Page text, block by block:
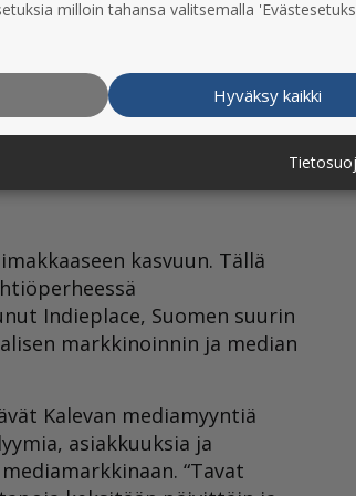
ihmisten arjessa läsnä
jatkuvuuden
koko Suomen
kasvuun. Tällä
Indieplace, Suomen suurin
markkinoinnin ja median
Kalevan mediamyyntiä
asiakkuuksia ja
“Tavat
milloin tahansa valitsemalla
Hyväksy kaikki